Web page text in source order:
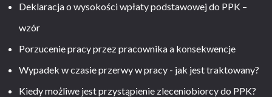
Deklaracja o wysokości wpłaty podstawowej do PPK –
wzór
Porzucenie pracy przez pracownika a konsekwencje
Wypadek w czasie przerwy w pracy - jak jest traktowany?
Kiedy możliwe jest przystąpienie zleceniobiorcy do PPK?